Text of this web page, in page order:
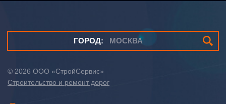
ГОРОД: МОСКВА
© 2026 ООО «СтройСервис»
Строительство и ремонт дорог